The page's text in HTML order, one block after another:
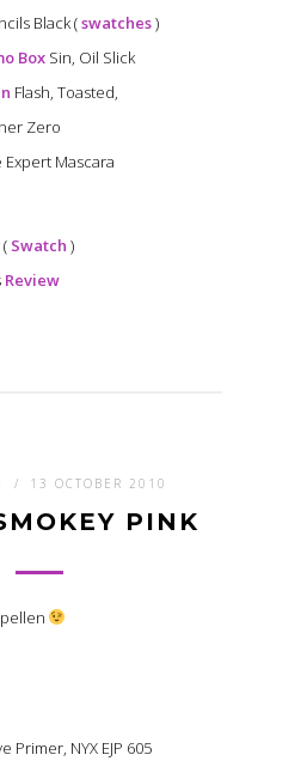
Black (swatches)
BoxSin, Oil Slick
Flash, Toasted,
Zero
Mascara
Swatch )
Review
/ 13 OCTOBER 2010
PINK
Primer, NYX EJP 605